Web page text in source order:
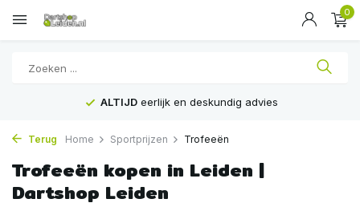
0
ALTIJDeerlijk en deskundig advies
Terug Home Sportprijzen Trofeeën
Trofeeën kopen in Leiden |
Dartshop Leiden